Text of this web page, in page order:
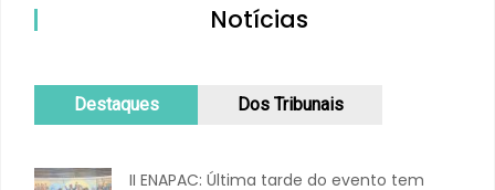
Notícias
Destaques Dos Tribunais
II ENAPAC: Última tarde do evento tem